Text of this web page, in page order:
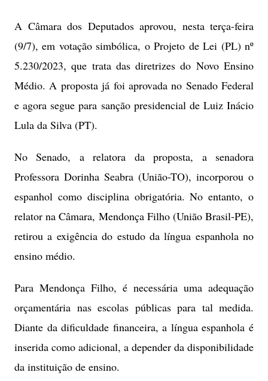
A Câmara dos Deputados aprovou, nesta terça-feira
(9/7), em votação simbólica, o Projeto de Lei (PL) nº
5.230/2023, que trata das diretrizes do Novo Ensino
Médio. A proposta já foi aprovada no Senado Federal
e agora segue para sanção presidencial de Luiz Inácio
Lula da Silva (PT).
No Senado, a relatora da proposta, a senadora
Professora Dorinha Seabra (União-TO), incorporou o
espanhol como disciplina obrigatória. No entanto, o
relator na Câmara, Mendonça Filho (União Brasil-PE),
retirou a exigência do estudo da língua espanhola no
ensino médio.
Para Mendonça Filho, é necessária uma adequação
orçamentária nas escolas públicas para tal medida.
Diante da dificuldade financeira, a língua espanhola é
inserida como adicional, a depender da disponibilidade
da instituição de ensino.